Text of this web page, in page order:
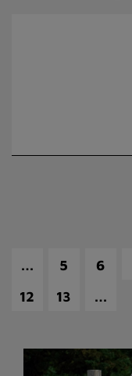
… 5 6
12
13 …